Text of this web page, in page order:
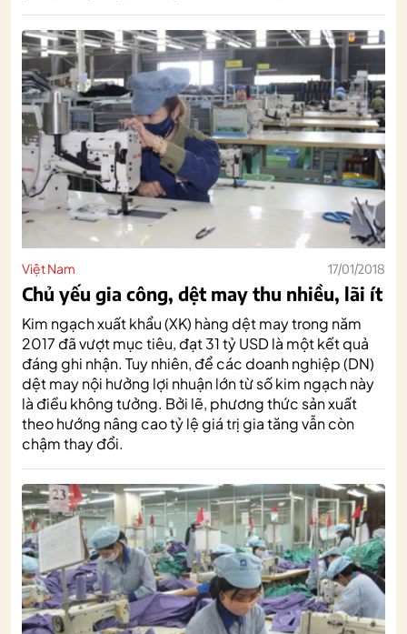
Việt Nam 17/01/2018
Chủ yếu gia công, dệt may thu nhiều, lãi ít
Kim ngạch xuất khẩu (XK) hàng dệt may trong năm
2017 đã vượt mục tiêu, đạt 31 tỷ USD là một kết quả
đáng ghi nhận. Tuy nhiên, để các doanh nghiệp (DN)
dệt may nội hưởng lợi nhuận lớn từ số kim ngạch này
là điều không tưởng. Bởi lẽ, phương thức sản xuất
theo hướng nâng cao tỷ lệ giá trị gia tăng vẫn còn
chậm thay đổi.